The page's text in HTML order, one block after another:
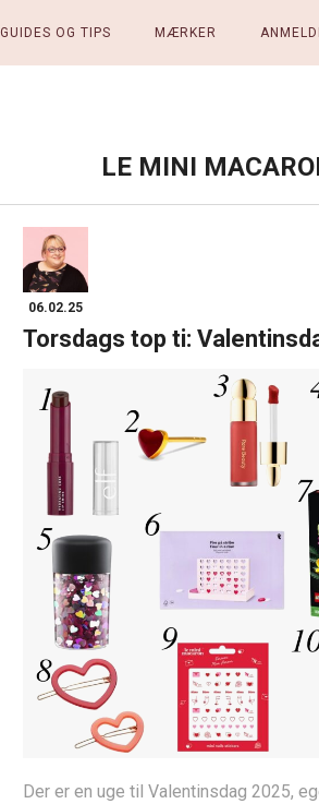
GUIDES OG TIPS MÆRKER
LE MINI
06.02.25
Torsdags top ti:
Der er en uge til Valentinsdag 2025,